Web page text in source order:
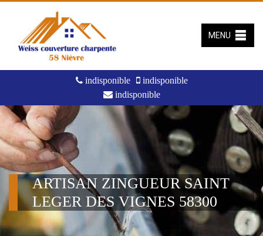
indisponible
indisponible
indisponible
MENU
ARTISAN ZINGUEUR SAINT
LEGER DES VIGNES 58300